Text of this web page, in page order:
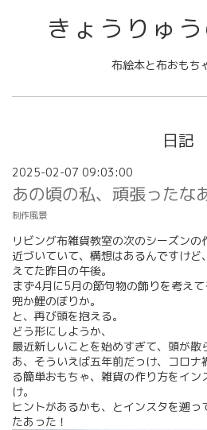
きょうりゅ
布絵本と布おもち
日記
2025-02-07 09:03:00
あの頃の私、頑張ったな
制作風景
リビング布雑貨教室の次のシーズン
近づいていて、構想はあるんですけ
えてた昨日の午後。
まず4月に5月の節句物の飾りを考えて
兜か鯉のぼりか。
と、再び頭を抱える。
どう形にしようか、
最近新しいことを始めすぎて、頭が散
あ、そういえば五年前だっけ、コロナ
る簡単おもちゃ、雑貨の作り方をイン
け。
ヒントがあるかも、とインスタを遡っ
たあった！